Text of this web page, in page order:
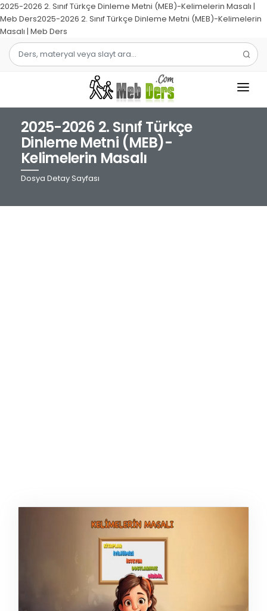
2025-2026 2. Sınıf Türkçe Dinleme Metni (MEB)-Kelimelerin Masalı |
Meb Ders2025-2026 2. Sınıf Türkçe Dinleme Metni (MEB)-Kelimelerin
Masalı | Meb Ders
1.SINIF
2.SINIF
3.SINIF
4.SINIF
2025-2026 2. Sınıf Türkçe
Dinleme Metni (MEB)-
Kelimelerin Masalı
Dosya Detay Sayfası